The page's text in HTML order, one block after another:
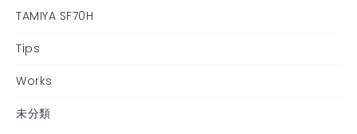
TAMIYA SF70H
Tips
Works
未分類